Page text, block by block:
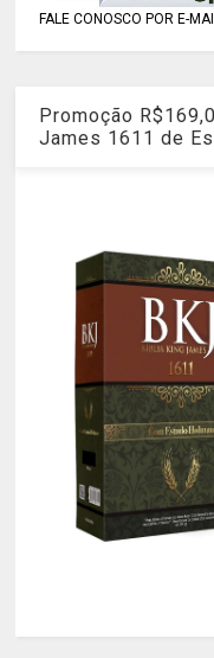
FALE CONOSCO POR E-
Promoção
James 1611 de